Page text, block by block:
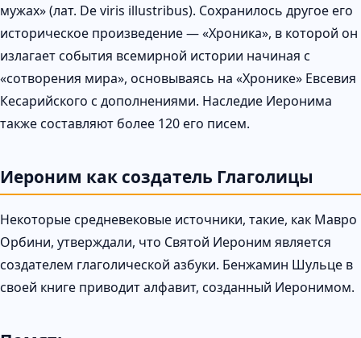
мужах» (лат. De viris illustribus). Сохранилось другое его
историческое произведение — «Хроника», в которой он
излагает события всемирной истории начиная с
«сотворения мира», основываясь на «Хронике» Евсевия
Кесарийского с дополнениями. Наследие Иеронима
также составляют более 120 его писем.
Иероним как создатель Глаголицы
Некоторые средневековые источники, такие, как Мавро
Орбини, утверждали, что Святой Иероним является
создателем глаголической азбуки. Бенжамин Шульце в
своей книге приводит алфавит, созданный Иеронимом.